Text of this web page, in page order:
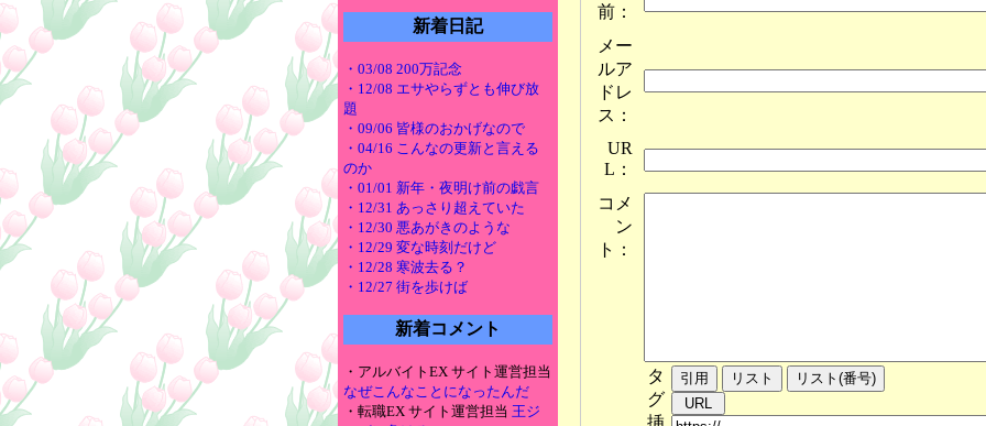
新着日記
・03/08 200万記念
・12/08 エサやらずとも伸び放
題
・09/06 皆様のおかげなので
・04/16 こんなの更新と言える
のか
・01/01 新年・夜明け前の戯言
・12/31 あっさり超えていた
・12/30 悪あがきのような
・12/29 変な時刻だけど
・12/28 寒波去る？
・12/27 街を歩けば
新着コメント
・アルバイトEX サイト運営担当
なぜこんなことになったんだ
・転職EX サイト運営担当 王ジ
前：
メー
ルア
ドレ
ス：
UR
L：
コメ
ン
ト：
タ
グ
挿